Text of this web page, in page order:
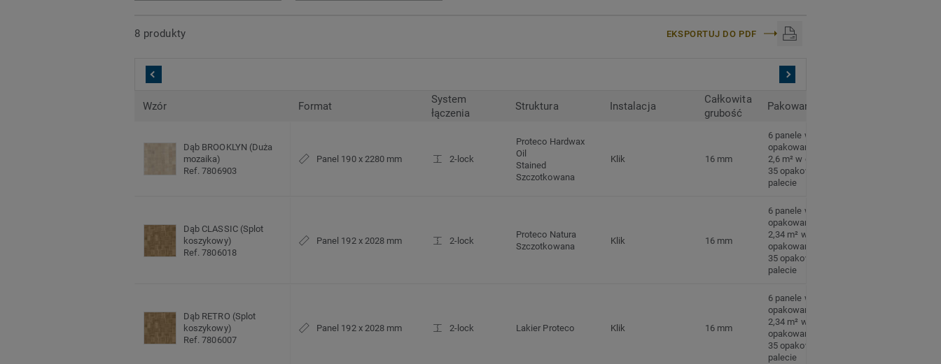
8 produkty EKSPORTUJ DO PDF
Wzór Format
System
łączenia
Struktura Instalacja
Całkowita
grubość
Pakowanie
Dąb BROOKLYN (Duża
mozaika)
Ref. 7806903
Panel 190 x 2280 mm 2-lock
Proteco Hardwax
Oil
Stained
Szczotkowana
Klik 16 mm
6 panele w
opakowaniu
2,6 m² w opakowaniu
35 opakowań na
palecie
Dąb CLASSIC (Splot
koszykowy)
Ref. 7806018
Panel 192 x 2028 mm 2-lock
Proteco Natura
Szczotkowana
Klik 16 mm
6 panele w
opakowaniu
2,34 m² w
opakowaniu
35 opakowań na
palecie
Dąb RETRO (Splot
koszykowy)
Ref. 7806007
Panel 192 x 2028 mm 2-lock Lakier Proteco Klik 16 mm
6 panele w
opakowaniu
2,34 m² w
opakowaniu
35 opakowań na
palecie